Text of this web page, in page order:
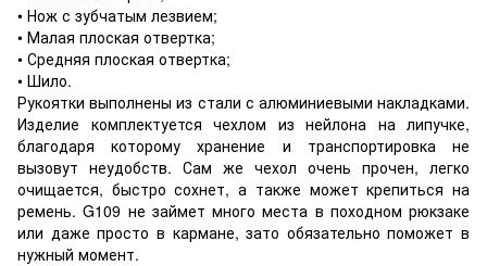
• Нож с зубчатым лезвием;
• Малая плоская отвертка;
• Средняя плоская отвертка;
• Шило.
Рукоятки выполнены из стали с алюминиевыми накладками.
Изделие комплектуется чехлом из нейлона на липучке,
благодаря которому хранение и транспортировка не
вызовут неудобств. Сам же чехол очень прочен, легко
очищается, быстро сохнет, а также может крепиться на
ремень. G109 не займет много места в походном рюкзаке
или даже просто в кармане, зато обязательно поможет в
нужный момент.